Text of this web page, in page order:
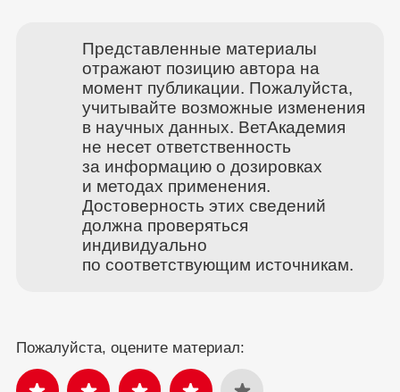
Представленные материалы
отражают позицию автора на
момент публикации. Пожалуйста,
учитывайте возможные изменения
в научных данных. ВетАкадемия
не несет ответственность
за информацию о дозировках
и методах применения.
Достоверность этих сведений
должна проверяться
индивидуально
по соответствующим источникам.
Пожалуйста, оцените материал: